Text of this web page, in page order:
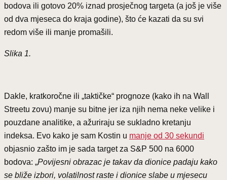
bodova ili gotovo 20% iznad prosječnog targeta (a još je više
od dva mjeseca do kraja godine), što će kazati da su svi
redom više ili manje promašili.
Slika 1.
Dakle, kratkoročne ili „taktičke“ prognoze (kako ih na Wall
Streetu zovu) manje su bitne jer iza njih nema neke velike i
pouzdane analitike, a ažuriraju se sukladno kretanju
indeksa. Evo kako je sam Kostin u manje od 30 sekundi
objasnio zašto im je sada target za S&P 500 na 6000
bodova: „Povijesni obrazac je takav da dionice padaju kako
se bliže izbori, volatilnost raste i dionice slabe u mjesecu